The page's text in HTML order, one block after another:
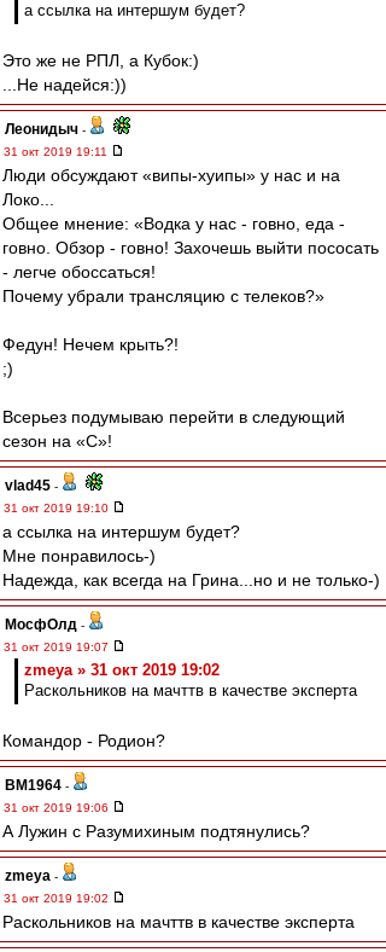
а ссылка на интершум будет?
Это же не РПЛ, а Кубок:)
...Не надейся:))
Леонидыч -
31 окт 2019 19:11
Люди обсуждают «випы-хуипы» у нас и на
Локо...
Общее мнение: «Водка у нас - говно, еда -
говно. Обзор - говно! Захочешь выйти пососать
- легче обоссаться!
Почему убрали трансляцию с телеков?»
Федун! Нечем крыть?!
;)
Всерьез подумываю перейти в следующий
сезон на «С»!
vlad45 -
31 окт 2019 19:10
а ссылка на интершум будет?
Мне понравилось-)
Надежда, как всегда на Грина...но и не только-)
МосфОлд -
31 окт 2019 19:07
zmeya » 31 окт 2019 19:02
Раскольников на мачттв в качестве эксперта
Командор - Родион?
BM1964 -
31 окт 2019 19:06
А Лужин с Разумихиным подтянулись?
zmeya -
31 окт 2019 19:02
Раскольников на мачттв в качестве эксперта